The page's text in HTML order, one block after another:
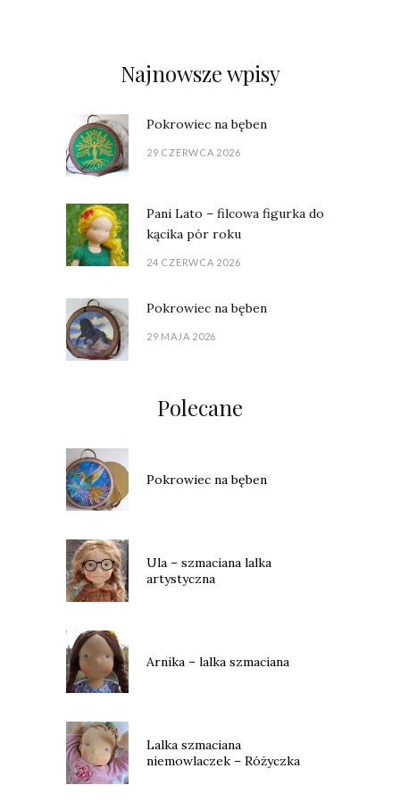
Najnowsze wpisy
Pokrowiec na bęben
29 CZERWCA 2026
Pani Lato – filcowa figurka do
kącika pór roku
24 CZERWCA 2026
Pokrowiec na bęben
29 MAJA 2026
Polecane
Pokrowiec na bęben
Ula – szmaciana lalka
artystyczna
Arnika – lalka szmaciana
Lalka szmaciana
niemowlaczek – Różyczka